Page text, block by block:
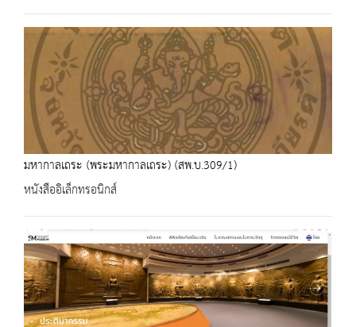
มหากาลเถระ (พระมหากาลเถระ) (สพ.บ.309/1)
หนังสืออิเล็กทรอนิกส์